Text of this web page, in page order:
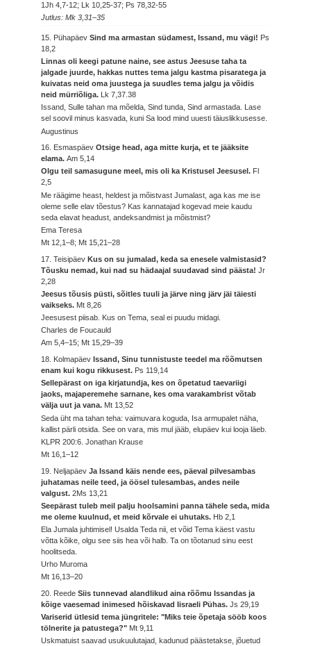
1Jh 4,7-12; Lk 10,25-37; Ps 78,32-55
Jutlus: Mk 3,31–35
15. PühapäevSind ma armastan südamest, Issand, mu vägi! Ps
18,2
Linnas oli keegi patune naine, see astus Jeesuse taha ta
jalgade juurde, hakkas nuttes tema jalgu kastma pisaratega ja
kuivatas neid oma juustega ja suudles tema jalgu ja võidis
neid mürriõliga.
Lk 7,37.38
Issand, Sulle tahan ma mõelda, Sind tunda, Sind armastada. Lase
sel soovil minus kasvada, kuni Sa lood mind uuesti täiuslikkusesse.
Augustinus
16. EsmaspäevOtsige head, aga mitte kurja, et te jääksite
elama.Am 5,14
Olgu teil samasugune meel, mis oli ka Kristusel Jeesusel. Fl
2,5
Me räägime heast, heldest ja mõistvast Jumalast, aga kas me ise
oleme selle elav tõestus? Kas kannatajad kogevad meie kaudu
seda elavat headust, andeksandmist ja mõistmist?
Ema Teresa
Mt 12,1–8; Mt 15,21–28
17. TeisipäevKus on su jumalad, keda sa enesele valmistasid?
Tõusku nemad, kui nad su hädaajal suudavad sind päästa!Jr
2,28
Jeesus tõusis püsti, sõitles tuuli ja järve ning järv jäi täiesti
vaikseks. Mt 8,26
Jeesusest piisab. Kus on Tema, seal ei puudu midagi.
Charles de Foucauld
Am 5,4–15; Mt 15,29–39
18. KolmapäevIssand, Sinu tunnistuste teedel ma rõõmutsen
enam kui kogu rikkusest. Ps 119,14
Sellepärast on iga kirjatundja, kes on õpetatud taevariigi
jaoks, majaperemehe sarnane, kes oma varakambrist võtab
välja uut ja vana. Mt 13,52
Seda üht ma tahan teha: vaimuvara koguda, Isa armupalet näha,
kallist pärli otsida. See on vara, mis mul jääb, elupäev kui looja läeb.
KLPR 200:6. Jonathan Krause
Mt 16,1–12
19. NeljapäevJa Issand käis nende ees, päeval pilvesambas
juhatamas neile teed, ja öösel tulesambas, andes neile
valgust.2Ms 13,21
Seepärast tuleb meil palju hoolsamini panna tähele seda, mida
me oleme kuulnud, et meid kõrvale ei uhutaks. Hb 2,1
Ela Jumala juhtimisel! Usalda Teda nii, et võid Tema käest vastu
võtta kõike, olgu see siis hea või halb. Ta on tõotanud sinu eest
hoolitseda.
Urho Muroma
Mt 16,13–20
20. ReedeSiis tunnevad alandlikud aina rõõmu Issandas ja
kõige vaesemad inimesed hõiskavad Iisraeli Pühas.Js 29,19
Variserid ütlesid tema jüngritele: "Miks teie õpetaja sööb koos
tölnerite ja patustega?" Mt 9,11
Uskmatuist saavad usukuulutajad, kadunud päästetakse, jõuetud